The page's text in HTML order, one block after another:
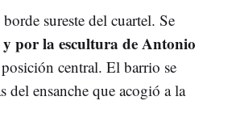
sureste del cuartel. Se
por la escultura de Antonio
central. El barrio se
ensanche que acogió a la